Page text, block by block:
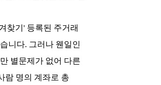
찾기' 등록된 주거래
니다. 그러나 웬일인
별문제가 없어 다른
람 명의 계좌로 총